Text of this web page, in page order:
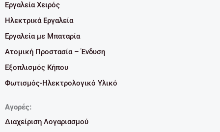
Εργαλεία Χειρός
Ηλεκτρικά Εργαλεία
Εργαλεία με Μπαταρία
Ατομική Προστασία – Ένδυση
Εξοπλισμός Κήπου
Φωτισμός-Ηλεκτρολογικό Υλικό
Αγορές:
Διαχείριση Λογαριασμού